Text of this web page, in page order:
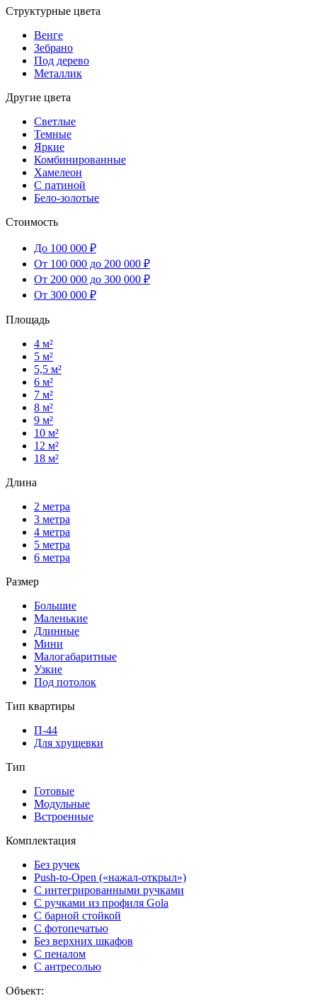
Структурные цвета
Венге
Зебрано
Под дерево
Металлик
Другие цвета
Светлые
Темные
Яркие
Комбинированные
Хамелеон
С патиной
Бело-золотые
Стоимость
До 100 000 ₽
От 100 000 до 200 000 ₽
От 200 000 до 300 000 ₽
От 300 000 ₽
Площадь
4 м²
5 м²
5,5 м²
6 м²
7 м²
8 м²
9 м²
10 м²
12 м²
18 м²
Длина
2 метра
3 метра
4 метра
5 метра
6 метра
Размер
Большие
Маленькие
Длинные
Мини
Малогабаритные
Узкие
Под потолок
Тип квартиры
П-44
Для хрущевки
Тип
Готовые
Модульные
Встроенные
Комплектация
Без ручек
Push-to-Open («нажал-открыл»)
С интегрированными ручками
С ручками из профиля Gola
С барной стойкой
С фотопечатью
Без верхних шкафов
С пеналом
С антресолью
Объект: